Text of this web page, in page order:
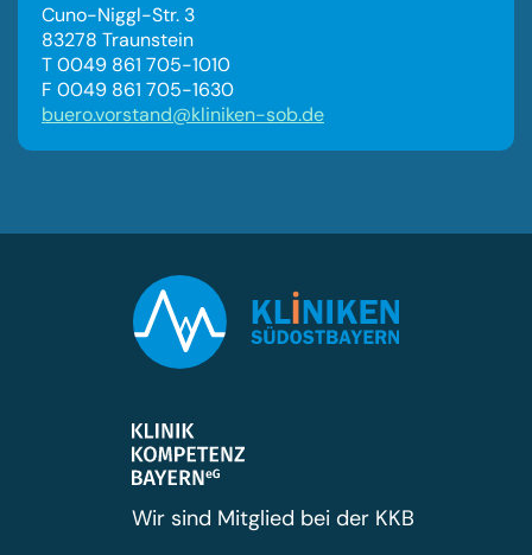
Cuno-Niggl-Str. 3
83278 Traunstein
T 0049 861 705-1010
F 0049 861 705-1630
buero.vorstand@kliniken-sob.de
Wir sind Mitglied bei der KKB